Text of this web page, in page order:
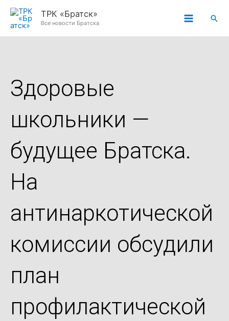
Перейти
ТРК «Братск»
Все новости Братска
Здоровые
школьники —
будущее Братска.
На
антинаркотической
комиссии обсудили
план
профилактической